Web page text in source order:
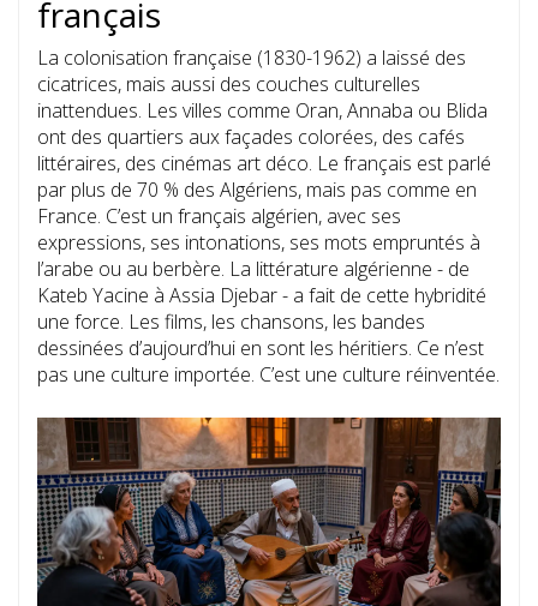
français
La colonisation française (1830-1962) a laissé des
cicatrices, mais aussi des couches culturelles
inattendues. Les villes comme Oran, Annaba ou Blida
ont des quartiers aux façades colorées, des cafés
littéraires, des cinémas art déco. Le français est parlé
par plus de 70 % des Algériens, mais pas comme en
France. C’est un français algérien, avec ses
expressions, ses intonations, ses mots empruntés à
l’arabe ou au berbère. La littérature algérienne - de
Kateb Yacine à Assia Djebar - a fait de cette hybridité
une force. Les films, les chansons, les bandes
dessinées d’aujourd’hui en sont les héritiers. Ce n’est
pas une culture importée. C’est une culture réinventée.